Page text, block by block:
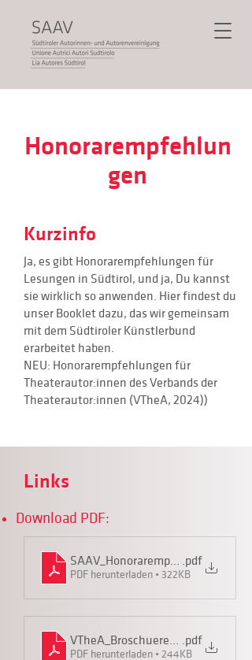
Honorarempfehlun
gen
Kurzinfo
Ja, es gibt Honorarempfehlungen für
Lesungen in Südtirol, und ja, Du kannst
sie wirklich so anwenden. Hier findest du
unser Booklet dazu, das wir gemeinsam
mit dem Südtiroler Künstlerbund
erarbeitet haben.
NEU: Honorarempfehlungen für
Theaterautor:innen des Verbands der
Theaterautor:innen (VTheA, 2024))
Links
Download PDF:
SAAV_Honorarempfehlung2024
.pdf
PDF herunterladen • 322KB
.pdf
PDF herunterladen • 244KB